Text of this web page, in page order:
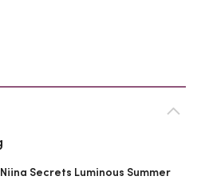
Niina Secrets Luminous Summer